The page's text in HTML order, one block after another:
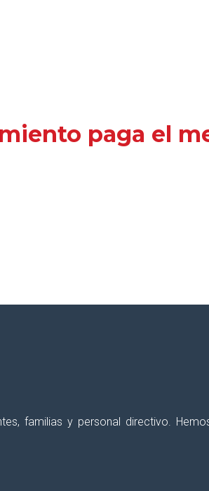
paga el
familias y personal directivo.